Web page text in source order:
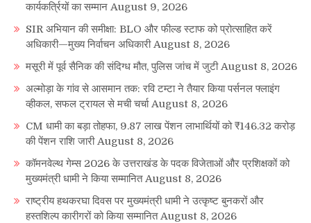
कार्यकर्त्रियों का सम्मान August 9, 2026
SIR अभियान की समीक्षा: BLO और फील्ड स्टाफ को प्रोत्साहित करें
अधिकारी—मुख्य निर्वाचन अधिकारी August 8, 2026
मसूरी में पूर्व सैनिक की संदिग्ध मौत, पुलिस जांच में जुटी August 8, 2026
अल्मोड़ा के गांव से आसमान तक: रवि टम्टा ने तैयार किया पर्सनल फ्लाइंग
व्हीकल, सफल ट्रायल से मची चर्चा August 8, 2026
CM धामी का बड़ा तोहफा, 9.87 लाख पेंशन लाभार्थियों को ₹146.32 करोड़
की पेंशन राशि जारी August 8, 2026
कॉमनवेल्थ गेम्स 2026 के उत्तराखंड के पदक विजेताओं और प्रशिक्षकों को
मुख्यमंत्री धामी ने किया सम्मानित August 8, 2026
राष्ट्रीय हथकरघा दिवस पर मुख्यमंत्री धामी ने उत्कृष्ट बुनकरों और
हस्तशिल्प कारीगरों को किया सम्मानित August 8, 2026